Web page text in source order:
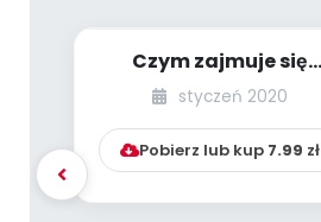
Czym zajmuje się
paleontolog? [PBP -
dzieci starsze - ...
styczeń 2020
Pobierz lub kup 7.99 zł